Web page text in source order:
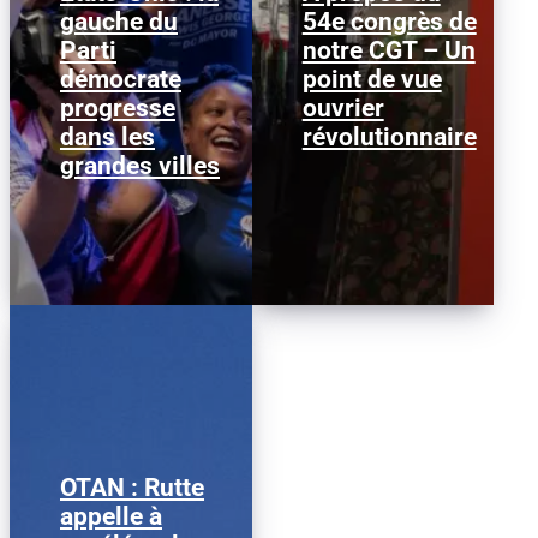
gauche du
Parti
démocrate
progresse
dans les
grandes villes
Janeese Lewis George a
remporté la primaire
démocrate pour la
mairie de Washington
D.C., ce qui...
54e congrès de
notre CGT – Un
point de vue
ouvrier
révolutionnaire
Nous publions ci-
dessous ce texte afin
d’alimenter le débat au
sein de la CGT, dans la
perspective...
OTAN : Rutte
appelle à
Mark Rutte © Justin
Sullivan/ Getty Images